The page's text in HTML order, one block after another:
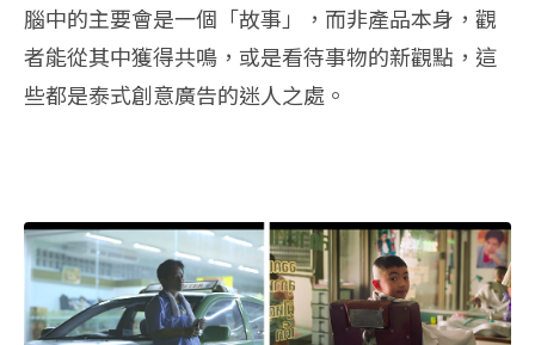
腦中的主要會是一個「故事」，而非產品本身，觀
者能從其中獲得共鳴，或是看待事物的新觀點，這
些都是泰式創意廣告的迷人之處。